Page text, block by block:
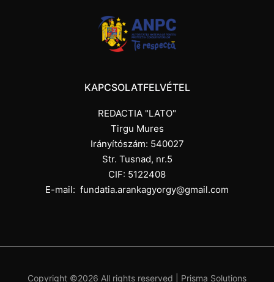
KAPCSOLATFELVÉTEL
REDACTIA "LATO"
Tirgu Mures
Irányítószám: 540027
Str. Tusnad, nr.5
CIF: 5122408
E-mail: fundatia.arankagyorgy@gmail.com
Copyright ©2026 All rights reserved | Prisma Solutions